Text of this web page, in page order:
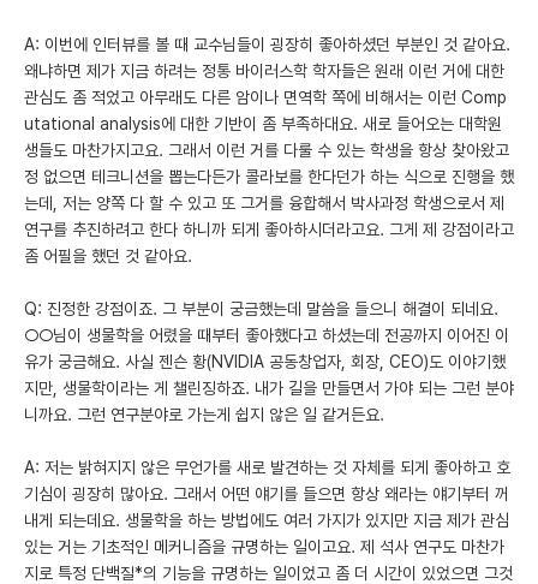
A: 이번에 인터뷰를 볼 때 교수님들이 굉장히 좋아하셨던 부분인 것 같아요.
왜냐하면 제가 지금 하려는 정통 바이러스학 학자들은 원래 이런 거에 대한
관심도 좀 적었고 아무래도 다른 암이나 면역학 쪽에 비해서는 이런 Comp
utational analysis에 대한 기반이 좀 부족하대요. 새로 들어오는 대학원
생들도 마찬가지고요. 그래서 이런 거를 다룰 수 있는 학생을 항상 찾아왔고
정 없으면 테크니션을 뽑는다든가 콜라보를 한다던가 하는 식으로 진행을 했
는데, 저는 양쪽 다 할 수 있고 또 그거를 융합해서 박사과정 학생으로서 제
연구를 추진하려고 한다 하니까 되게 좋아하시더라고요. 그게 제 강점이라고
좀 어필을 했던 것 같아요.
Q: 진정한 강점이죠. 그 부분이 궁금했는데 말씀을 들으니 해결이 되네요.
○○님이 생물학을 어렸을 때부터 좋아했다고 하셨는데 전공까지 이어진 이
유가 궁금해요. 사실 젠슨 황(NVIDIA 공동창업자, 회장, CEO)도 이야기했
지만, 생물학이라는 게 챌린징하죠. 내가 길을 만들면서 가야 되는 그런 분야
니까요. 그런 연구분야로 가는게 쉽지 않은 일 같거든요.
A: 저는 밝혀지지 않은 무언가를 새로 발견하는 것 자체를 되게 좋아하고 호
기심이 굉장히 많아요. 그래서 어떤 얘기를 들으면 항상 왜라는 얘기부터 꺼
내게 되는데요. 생물학을 하는 방법에도 여러 가지가 있지만 지금 제가 관심
있는 거는 기초적인 메커니즘을 규명하는 일이고요. 제 석사 연구도 마찬가
지로 특정 단백질*의 기능을 규명하는 일이었고 좀 더 시간이 있었으면 그것